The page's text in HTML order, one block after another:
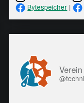
Bytespeicher |